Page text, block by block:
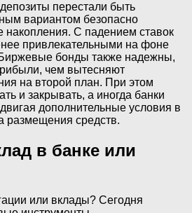
перестали быть
вариантом безопасно
накопления. С падением ставок
привлекательными на фоне
бонды также надежны,
чем вытесняют
на второй план. При этом
и закрывать, а иногда банки
дополнительные условия в
размещения средств.
в банке или
или вклады? Сегодня